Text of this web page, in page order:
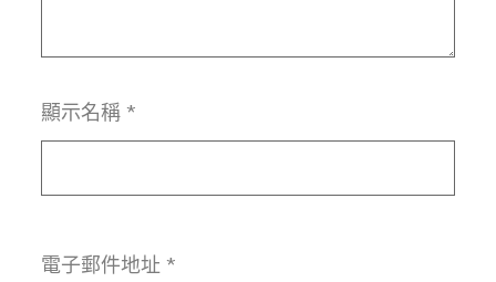
顯示名稱 *
電子郵件地址 *